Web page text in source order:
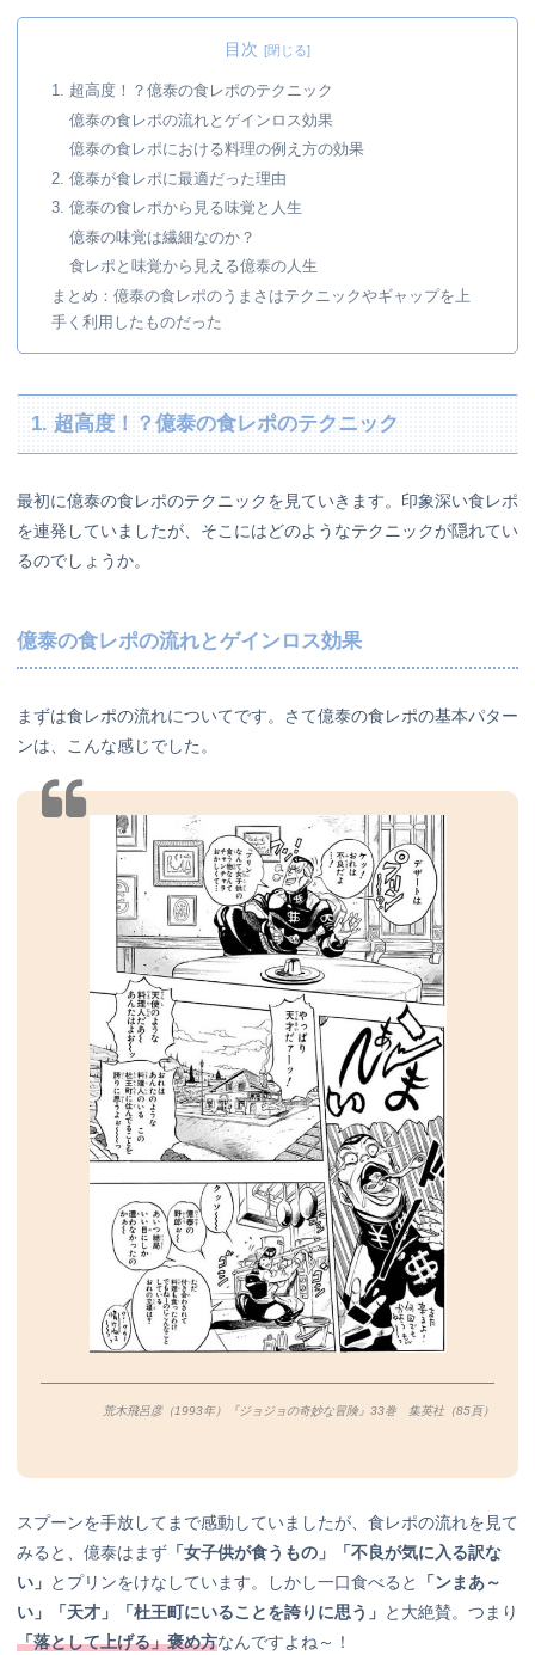
目次
1. 超高度！？億泰の食レポのテクニック
億泰の食レポの流れとゲインロス効果
億泰の食レポにおける料理の例え方の効果
2. 億泰が食レポに最適だった理由
3. 億泰の食レポから見る味覚と人生
億泰の味覚は繊細なのか？
食レポと味覚から見える億泰の人生
まとめ：億泰の食レポのうまさはテクニックやギャップを上
手く利用したものだった
1. 超高度！？億泰の食レポのテクニック
最初に億泰の食レポのテクニックを見ていきます。印象深い食レポ
を連発していましたが、そこにはどのようなテクニックが隠れてい
るのでしょうか。
億泰の食レポの流れとゲインロス効果
まずは食レポの流れについてです。さて億泰の食レポの基本パター
ンは、こんな感じでした。
荒木飛呂彦（1993年）『ジョジョの奇妙な冒険』33巻 集英社（85頁）
スプーンを手放してまで感動していましたが、食レポの流れを見て
みると、億泰はまず 「女子供が食うもの」「不良が気に入る訳な
い」 とプリンをけなしています。しかし一口食べると
「ンまあ～
い」「天才」「杜王町にいることを誇りに思う」 と大絶賛。つまり
「落として上げる」褒め方なんですよね～！